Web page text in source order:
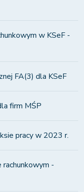
w KSeF -
FA(3) dla KSeF
firm MŚP
pracy w 2023 r.
-